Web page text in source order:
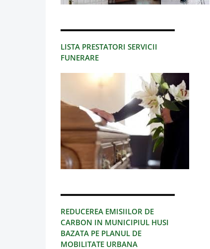
LISTA PRESTATORI SERVICII
FUNERARE
REDUCEREA EMISIILOR DE
CARBON IN MUNICIPIUL HUSI
BAZATA PE PLANUL DE
MOBILITATE URBANA